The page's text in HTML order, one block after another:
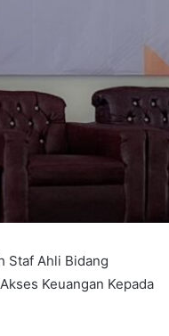
Staf Ahli Bidang
Keuangan Kepada